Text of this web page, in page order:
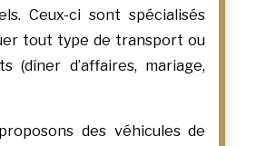
Ceux-ci sont spécialisés
tout type de transport ou
(dîner d’affaires, mariage,
des véhicules de